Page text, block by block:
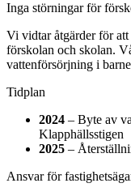
Inga störningar för
Vi vidtar åtgärder för
förskolan och skolan.
vattenförsörjning i
Tidplan
2024 – Byte av
Klapphällsstigen
2025 –
Ansvar för